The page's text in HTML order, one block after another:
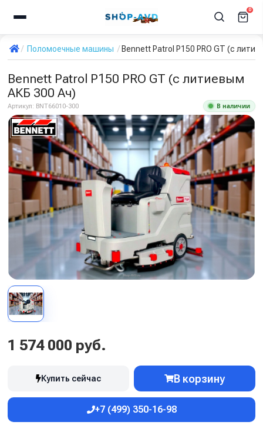
0
Поломоечные машины Bennett Patrol P150 PRO GT (с
Bennett Patrol P150 PRO GT (с литиевым
АКБ 300 Ач)
Артикул: BNT66010-300 В наличии
1 574 000 руб.
Купить сейчас В корзину
+7 (499) 350-16-98